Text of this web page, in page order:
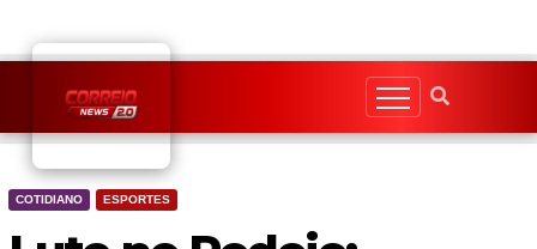
content
COTIDIANO ESPORTES